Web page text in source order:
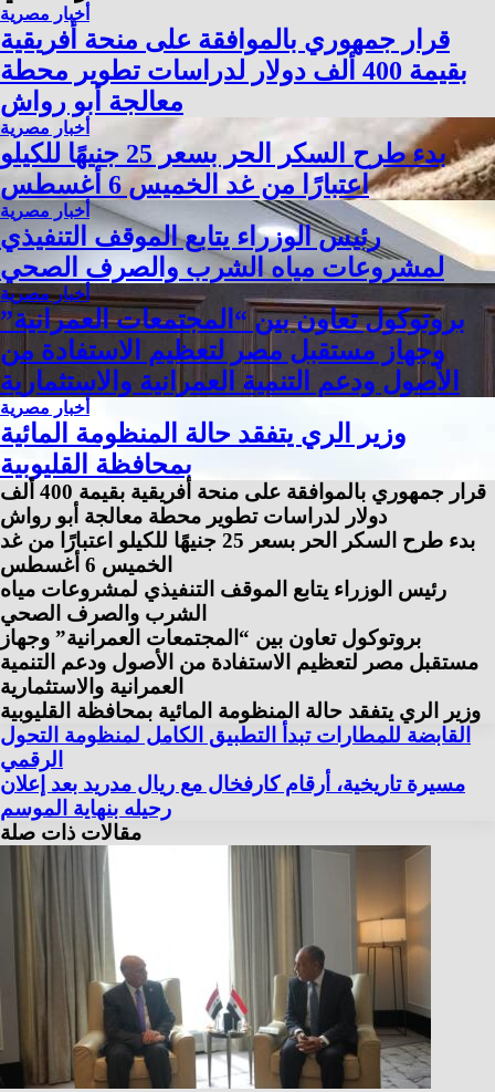
أخبار مصرية
قرار جمهوري بالموافقة على منحة أفريقية
بقيمة 400 ألف دولار لدراسات تطوير محطة
معالجة أبو رواش
أخبار مصرية
بدء طرح السكر الحر بسعر 25 جنيهًا للكيلو
اعتبارًا من غد الخميس 6 أغسطس
أخبار مصرية
رئيس الوزراء يتابع الموقف التنفيذي
لمشروعات مياه الشرب والصرف الصحي
أخبار مصرية
بروتوكول تعاون بين “المجتمعات العمرانية”
وجهاز مستقبل مصر لتعظيم الاستفادة من
الأصول ودعم التنمية العمرانية والاستثمارية
أخبار مصرية
وزير الري يتفقد حالة المنظومة المائية
بمحافظة القليوبية
قرار جمهوري بالموافقة على منحة أفريقية بقيمة 400 ألف
دولار لدراسات تطوير محطة معالجة أبو رواش
بدء طرح السكر الحر بسعر 25 جنيهًا للكيلو اعتبارًا من غد
الخميس 6 أغسطس
رئيس الوزراء يتابع الموقف التنفيذي لمشروعات مياه
الشرب والصرف الصحي
بروتوكول تعاون بين “المجتمعات العمرانية” وجهاز
مستقبل مصر لتعظيم الاستفادة من الأصول ودعم التنمية
العمرانية والاستثمارية
وزير الري يتفقد حالة المنظومة المائية بمحافظة القليوبية
القابضة للمطارات تبدأ التطبيق الكامل لمنظومة التحول
الرقمي
مسيرة تاريخية، أرقام كارفخال مع ريال مدريد بعد إعلان
رحيله بنهاية الموسم
مقالات ذات صلة